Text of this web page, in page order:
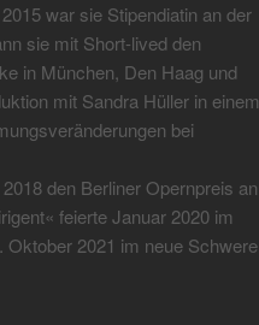
war sie Stipendiatin an der
sie mit Short-lived den
in München, Den Haag und
mit Sandra Hüller in einem
bei
den Berliner Opernpreis an
feierte Januar 2020 im
2021 im neue Schwere